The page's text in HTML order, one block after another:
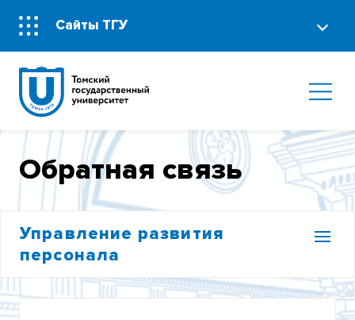
Сайты ТГУ
Обратная связь
Управление развития
персонала
ПОРТАЛ КАРЬЕРНЫХ ВОЗМОЖНОСТЕЙ